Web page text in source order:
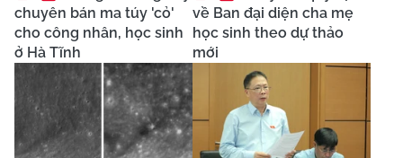
chuyên bán ma túy 'cỏ'
cho công nhân, học sinh
ở Hà Tĩnh
về Ban đại diện cha mẹ
học sinh theo dự thảo
mới